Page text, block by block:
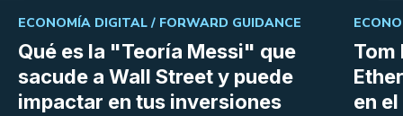
Qué es la "Teoría Messi" que
sacude a Wall Street y puede
impactar en tus inversiones
ECONOMÍA DIGITAL / FORWARD GUIDANCE
Tom
en